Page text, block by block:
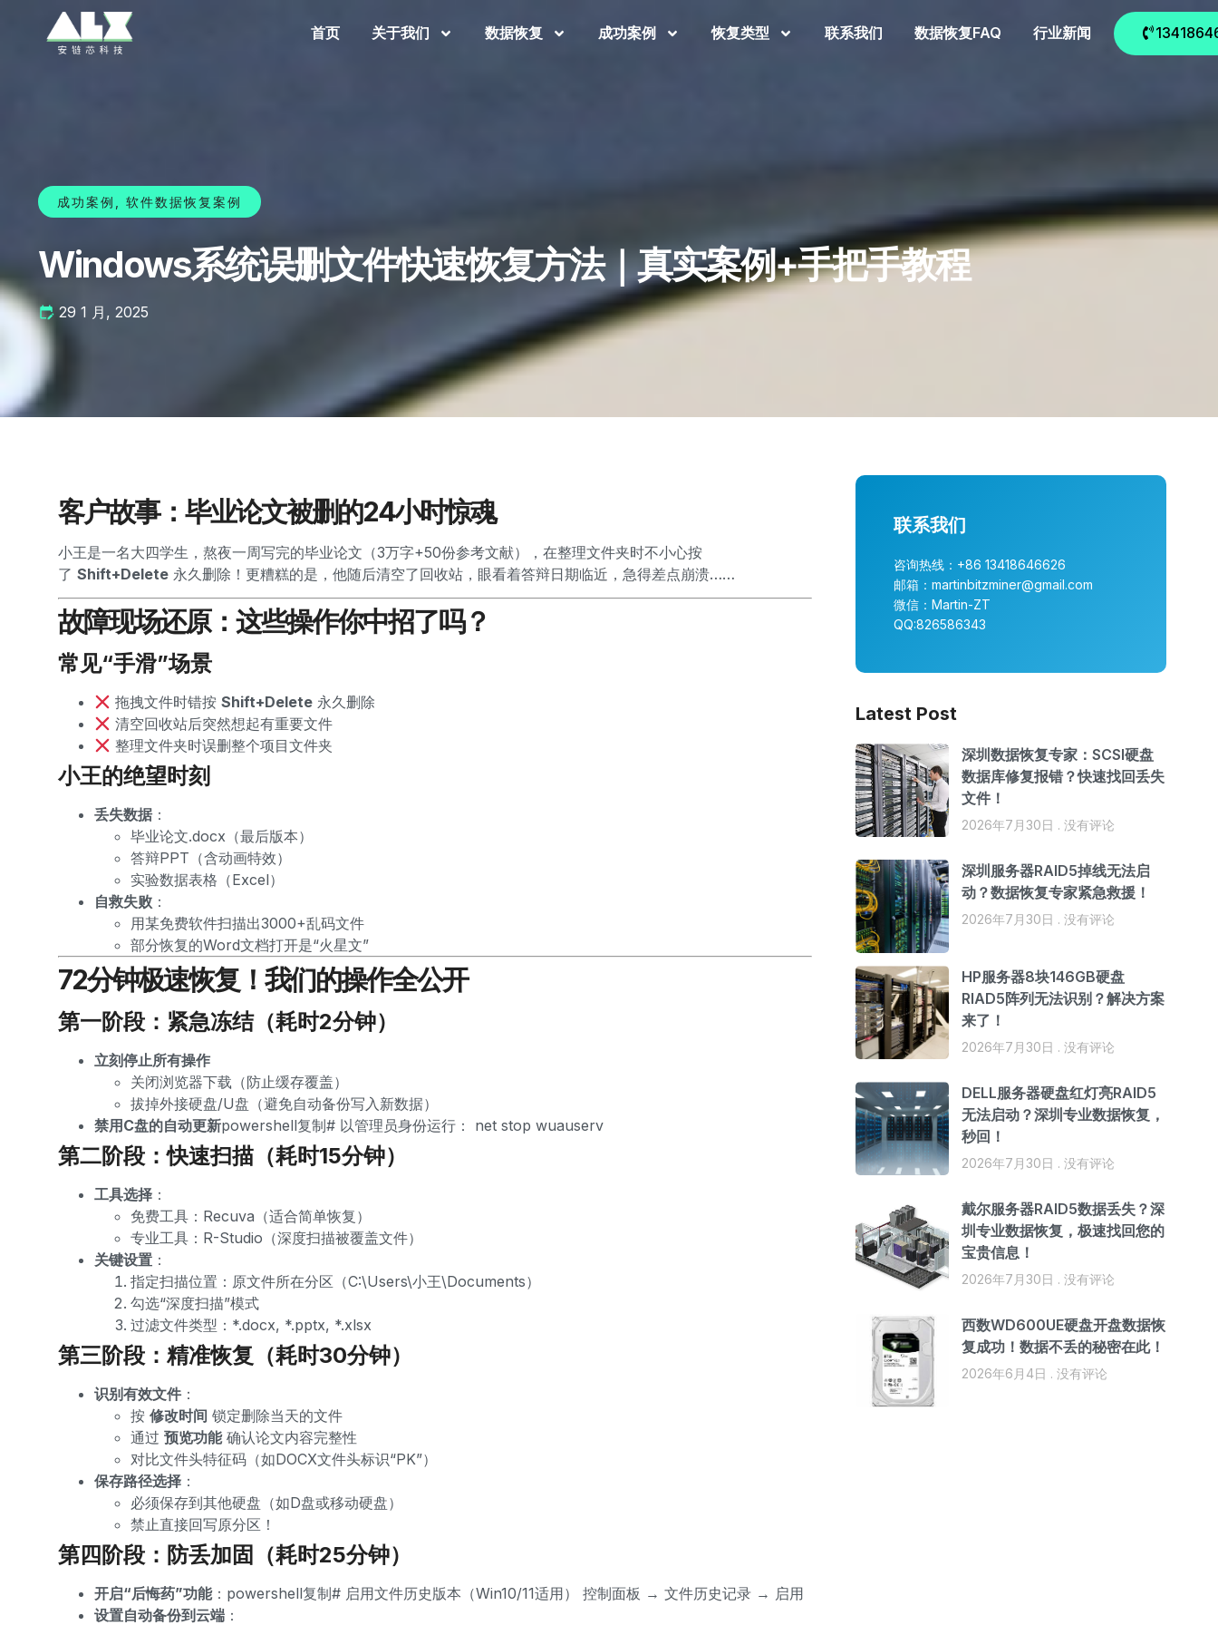
首页 关于我们 数据恢复 成功案例 恢复类型 联系我们 数据恢复FAQ 行业新闻
成功案例 软件数据恢复案例
Windows系统误删文件快速恢复方法｜真实案例+手把手教程
29 1 月, 2025
客户故事：毕业论文被删的24小时惊魂
小王是一名大四学生，熬夜一周写完的毕业论文（3万字+50份参考文献），在整理文件夹时不小心按
了 Shift+Delete 永久删除！更糟糕的是，他随后清空了回收站，眼看着答辩日期临近，急得差点崩溃……
故障现场还原：这些操作你中招了吗？
常见“手滑”场景
拖拽文件时错按Shift+Delete 永久删除
清空回收站后突然想起有重要文件
整理文件夹时误删整个项目文件夹
小王的绝望时刻
丢失数据 ：
毕业论文.docx（最后版本）
答辩PPT（含动画特效）
实验数据表格（Excel）
自救失败 ：
用某免费软件扫描出3000+乱码文件
部分恢复的Word文档打开是“火星文”
72分钟极速恢复！我们的操作全公开
第一阶段：紧急冻结（耗时2分钟）
立刻停止所有操作
关闭浏览器下载（防止缓存覆盖）
拔掉外接硬盘/U盘（避免自动备份写入新数据）
禁用C盘的自动更新powershell复制# 以管理员身份运行： net stop wuauserv
第二阶段：快速扫描（耗时15分钟）
工具选择 ：
免费工具：Recuva（适合简单恢复）
专业工具：R-Studio（深度扫描被覆盖文件）
关键设置 ：
指定扫描位置：原文件所在分区（C:\Users\小王\Documents）
勾选“深度扫描”模式
过滤文件类型：*.docx, *.pptx, *.xlsx
第三阶段：精准恢复（耗时30分钟）
识别有效文件 ：
按 修改时间 锁定删除当天的文件
通过 预览功能确认论文内容完整性
对比文件头特征码（如DOCX文件头标识“PK”）
保存路径选择 ：
必须保存到其他硬盘（如D盘或移动硬盘）
禁止直接回写原分区！
第四阶段：防丢加固（耗时25分钟）
开启“后悔药”功能：powershell复制# 启用文件历史版本（Win10/11适用） 控制面板 → 文件历史记录 → 启用
设置自动备份到云端 ：
联系我们
咨询热线：+86 13418646626
邮箱：martinbitzminer@gmail.com
微信：Martin-ZT
QQ:826586343
Latest Post
深圳数据恢复专家：SCSI硬盘
数据库修复报错？快速找回丢失
文件！
2026年7月30日 没有评论
深圳服务器RAID5掉线无法启
动？数据恢复专家紧急救援！
2026年7月30日 没有评论
HP服务器8块146GB硬盘
RIAD5阵列无法识别？解决方案
来了！
2026年7月30日 没有评论
DELL服务器硬盘红灯亮RAID5
无法启动？深圳专业数据恢复，
秒回！
2026年7月30日 没有评论
戴尔服务器RAID5数据丢失？深
圳专业数据恢复，极速找回您的
宝贵信息！
2026年7月30日 没有评论
西数WD600UE硬盘开盘数据恢
复成功！数据不丢的秘密在此！
2026年6月4日 没有评论